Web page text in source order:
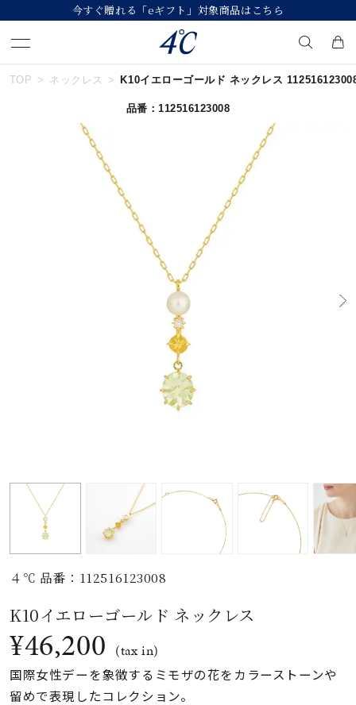
今すぐ贈れる「eギフト」対象商品はこちら
キーワードで検索する
人気検索キーワード
#ハーフエタニティリング
#ダイヤモンド ネックレス #eギフト
誕生石
モチーフ
ファッションテイス
ト
TOP ネックレス K10イエローゴールド ネックレス
品番：112516123008
４℃ 品番：112516123008
K10イエローゴールド ネックレス
¥46,200 (tax in)
国際女性デーを象徴するミモザの花をカラーストーンや
留めで表現したコレクション。